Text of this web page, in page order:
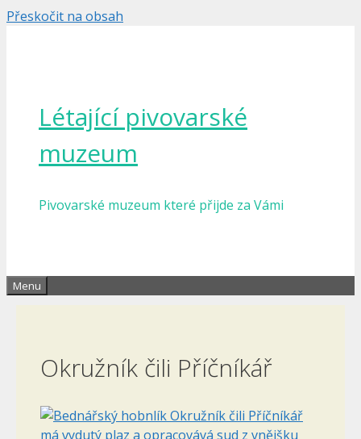
Přeskočit na obsah
Létající pivovarské
muzeum
Pivovarské muzeum které přijde za Vámi
Menu
Okružník čili Příčníkář